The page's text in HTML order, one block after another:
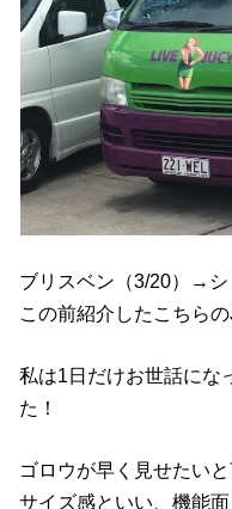
ブリスベン（3/20）→シ
この前紹介したこちらの
私は1日だけお世話にな
た！
ゴロウが早く見せたい
サイズ感といい、機能